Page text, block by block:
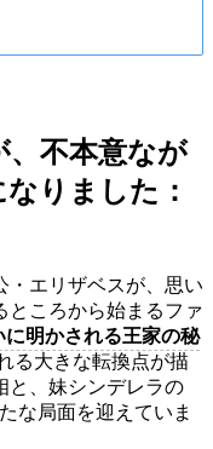
、不本意なが
りました：
・エリザベスが、思い
ところから始まるファ
に明かされる王家の秘
る大きな転換点が描
と、妹シンデレラの
な局面を迎えていま